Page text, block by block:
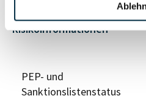
Risikoinformationen
PEP- und
Sanktionslistenstatus